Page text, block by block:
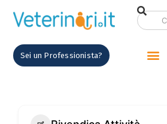
Sei un Professionista?